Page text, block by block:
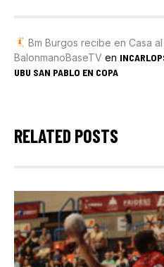
Bm Burgos recibe en Casa
BalonmanoBaseTV en
UBU SAN PABLO EN COPA
RELATED POSTS